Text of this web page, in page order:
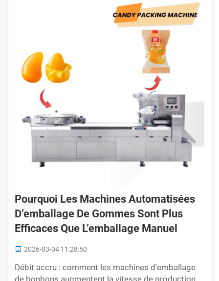
Pourquoi Les Machines Automatisées
D’emballage De Gommes Sont Plus
Efficaces Que L’emballage Manuel
2026-03-04 11:28:50
Débit accru : comment les machines d'emballage